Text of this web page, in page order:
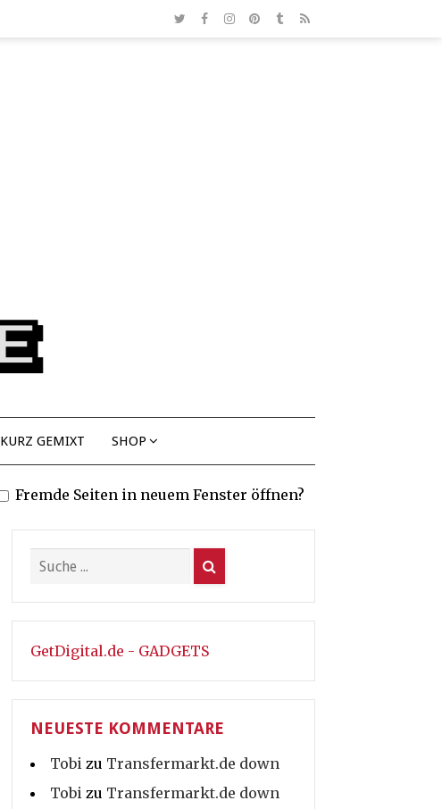
KURZ GEMIXT SHOP
Fremde Seiten in neuem Fenster öffnen?
GetDigital.de - GADGETS
NEUESTE KOMMENTARE
Tobi zu Transfermarkt.de down
Tobi zu Transfermarkt.de down